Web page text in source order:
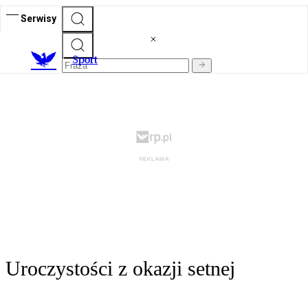
Serwisy
Sport
Uroczystości z okazji setnej